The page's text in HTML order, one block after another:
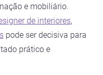
e mobiliário.
de interiores,
pode ser decisiva para
prático e